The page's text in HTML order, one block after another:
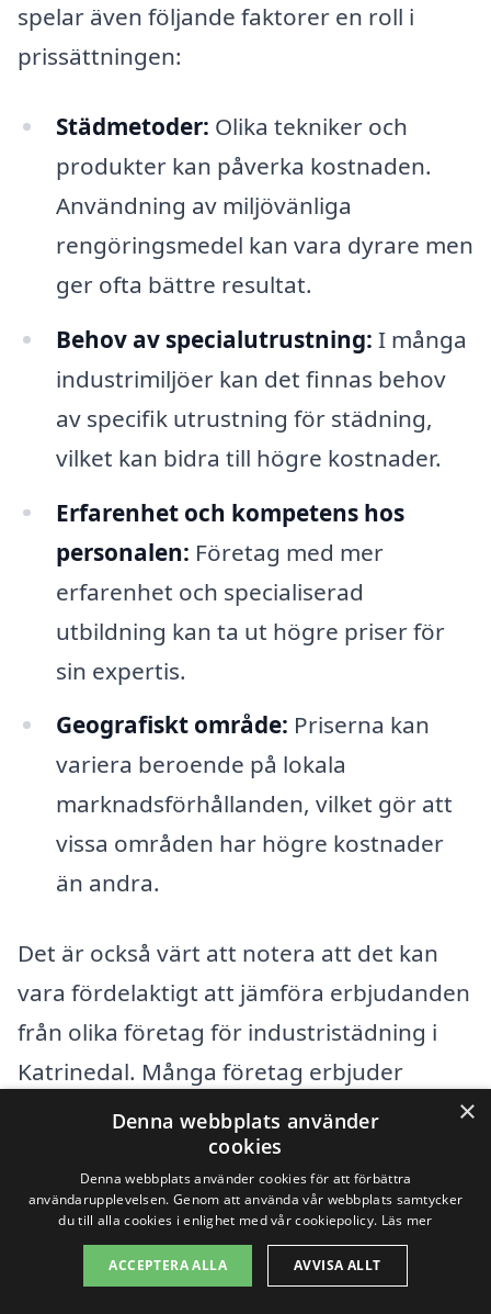
spelar även följande faktorer en roll i
prissättningen:
Städmetoder: Olika tekniker och
produkter kan påverka kostnaden.
Användning av miljövänliga
rengöringsmedel kan vara dyrare men
ger ofta bättre resultat.
Behov av specialutrustning: I många
industrimiljöer kan det finnas behov
av specifik utrustning för städning,
vilket kan bidra till högre kostnader.
Erfarenhet och kompetens hos
personalen: Företag med mer
erfarenhet och specialiserad
utbildning kan ta ut högre priser för
sin expertis.
Geografiskt område: Priserna kan
variera beroende på lokala
marknadsförhållanden, vilket gör att
vissa områden har högre kostnader
än andra.
Det är också värt att notera att det kan
vara fördelaktigt att jämföra erbjudanden
från olika företag för industristädning i
Katrinedal. Många företag erbjuder
kostnadsfria offerter, vilket gör det möjligt
för dig att hitta det bästa alternativet för
dina behov och budget. Genom att
begära flera offerter kan du enkelt få en
överblick över vad som är rimligt att
×
Denna webbplats använder
cookies
Denna webbplats använder cookies för att förbättra
användarupplevelsen. Genom att använda vår webbplats samtycker
du till alla cookies i enlighet med vår cookiepolicy. Läs mer
ACCEPTERA ALLA AVVISA ALLT